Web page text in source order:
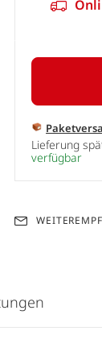
Lieferung
verfügbar